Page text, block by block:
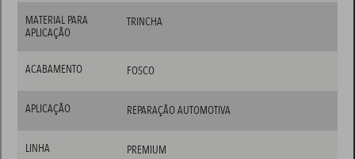
MATERIAL PARA
APLICAÇÃO
TRINCHA
ACABAMENTO FOSCO
APLICAÇÃO REPARAÇÃO AUTOMOTIVA
LINHA PREMIUM